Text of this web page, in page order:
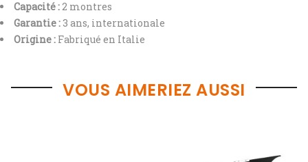
Capacité :2 montres
Garantie :3 ans, internationale
Origine : Fabriqué en Italie
VOUS AIMERIEZ AUSSI